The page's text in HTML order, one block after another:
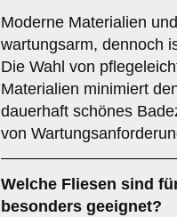
Moderne Materialien
wartungsarm, dennoch
Die Wahl von
Materialien minimiert
dauerhaft schönes
von
Welche Fliesen sind
besonders geeignet?